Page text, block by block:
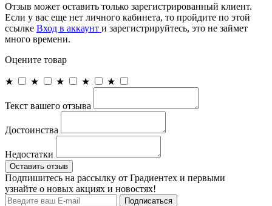
Отзыв может оставить только зарегистрированный клиент.
Если у вас еще нет личного кабинета, то пройдите по этой
ссылке Вход в аккаунт и зарегистрируйтесь, это не займет
много времени.
Оцените товар
★ ★ ★ ★ ★
Текст вашего отзыва
Достоинства
Недостатки
Оставить отзыв
Подпишитесь на рассылку от Градиентех и первыми
узнайте о новых акциях и новостях!
Подписаться